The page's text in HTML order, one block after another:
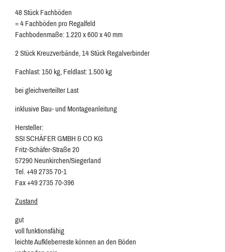
48 Stück Fachböden
= 4 Fachböden pro Regalfeld
Fachbodenmaße: 1.220 x 600 x 40 mm
2 Stück Kreuzverbände, 14 Stück Regalverbinder
Fachlast: 150 kg, Feldlast: 1.500 kg
bei gleichverteilter Last
inklusive Bau- und Montageanleitung
Hersteller:
SSI SCHÄFER GMBH & CO KG
Fritz-Schäfer-Straße 20
57290 Neunkirchen/Siegerland
Tel. +49 2735 70-1
Fax +49 2735 70-396
Zustand
gut
voll funktionsfähig
leichte Aufkleberreste können an den Böden